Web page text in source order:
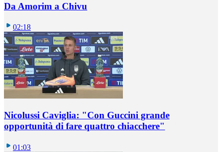
Da Amorim a Chivu
02:18
Nicolussi Caviglia: "Con Guccini grande
opportunità di fare quattro chiacchere"
01:03